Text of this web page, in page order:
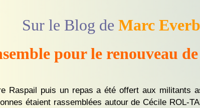
Sur le Blog de Marc
pour le renouveau
Raspail puis un repas a été offert aux militants
étaient rassemblées autour de Cécile ROL-